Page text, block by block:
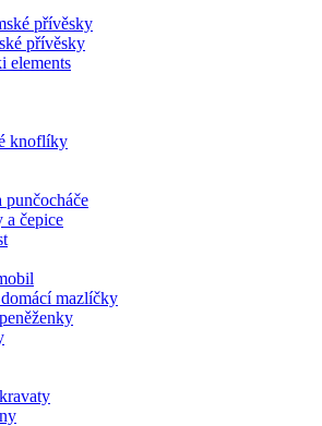
přívěsky
přívěsky
elements
knoflíky
punčocháče
a čepice
mazlíčky